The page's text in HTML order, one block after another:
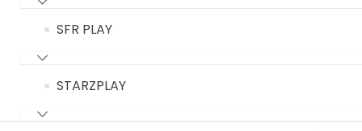
SFR PLAY
STARZPLAY